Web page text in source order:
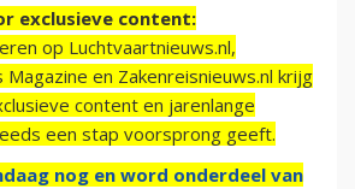
exclusieve content:
op Luchtvaartnieuws.nl,
en Zakenreisnieuws.nl krijg
content en jarenlange
een stap voorsprong geeft.
nog en word onderdeel van